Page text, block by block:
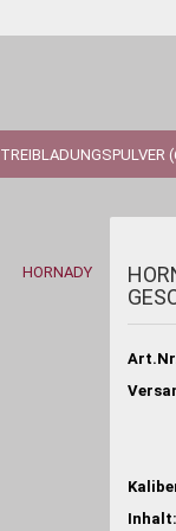
TREIBLADUNGSPULVER
HORNADY
Inhalt: